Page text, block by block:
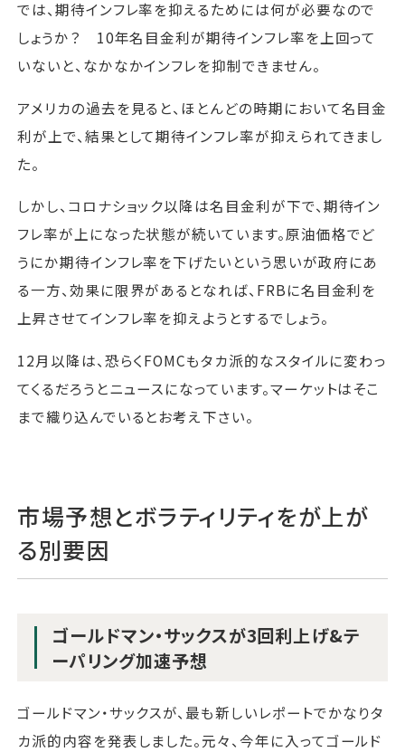
では、期待インフレ率を抑えるためには何が必要なので
しょうか？ 10年名目金利が期待インフレ率を上回って
いないと、なかなかインフレを抑制できません。
アメリカの過去を見ると、ほとんどの時期において名目金
利が上で、結果として期待インフレ率が抑えられてきまし
た。
しかし、コロナショック以降は名目金利が下で、期待イン
フレ率が上になった状態が続いています。原油価格でど
うにか期待インフレ率を下げたいという思いが政府にあ
る一方、効果に限界があるとなれば、FRBに名目金利を
上昇させてインフレ率を抑えようとするでしょう。
12月以降は、恐らくFOMCもタカ派的なスタイルに変わっ
てくるだろうとニュースになっています。マーケットはそこ
まで織り込んでいるとお考え下さい。
市場予想とボラティリティをが上が
る別要因
ゴールドマン・サックスが3回利上げ&テ
ーパリング加速予想
ゴールドマン・サックスが、最も新しいレポートでかなりタ
カ派的内容を発表しました。元々、今年に入ってゴールド